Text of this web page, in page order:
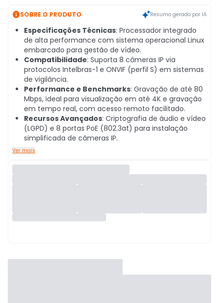
SOBRE O PRODUTO Resumo gerado por IA
Especificações Técnicas: Processador integrado
de alta performance com sistema operacional Linux
embarcado para gestão de vídeo.
Compatibilidade: Suporta 8 câmeras IP via
protocolos Intelbras-1 e ONVIF (perfil S) em sistemas
de vigilância.
Performance e Benchmarks: Gravação de até 80
Mbps, ideal para visualização em até 4K e gravação
em tempo real, com acesso remoto facilitado.
Recursos Avançados: Criptografia de áudio e vídeo
(LGPD) e 8 portas PoE (802.3at) para instalação
simplificada de câmeras IP.
Ver mais